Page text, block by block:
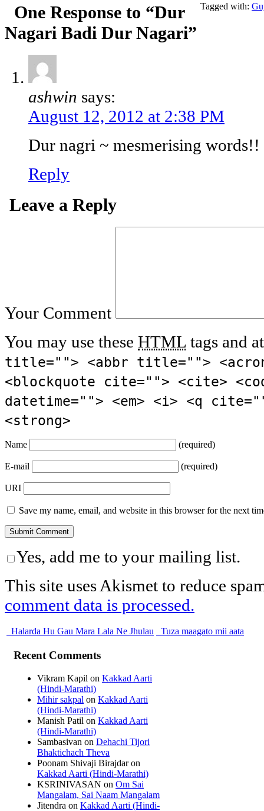
Tagged with:
One Response to “Dur
Nagari Badi Dur Nagari”
ashwin says:
August 12, 2012 at 2:38 PM
Dur nagri ~ mesmerising words!!
Reply
Leave a Reply
Your Comment
You may use these HTML tags and
title=""> <abbr title="">
<blockquote cite=""> <cite>
datetime=""> <em> <i> <q
<strong>
Name (required)
E-mail (required)
URI
Save my name, email, and website in this browser for the next
Yes, add me to your mailing list.
This site uses Akismet to reduce
comment data is processed.
Halarda Hu Gau Mara Lala Ne Jhulau Tuza maagato mii aata
Recent Comments
Vikram Kapil on Kakkad Aarti
(Hindi-Marathi)
Mihir sakpal on Kakkad Aarti
(Hindi-Marathi)
Manish Patil on Kakkad Aarti
(Hindi-Marathi)
Sambasivan on Dehachi Tijori
Bhaktichach Theva
Poonam Shivaji Birajdaron
Kakkad Aarti (Hindi-Marathi)
KSRINIVASAN on Om Sai
Mangalam, Sai Naam Mangalam
Jitendra on Kakkad Aarti (Hindi-